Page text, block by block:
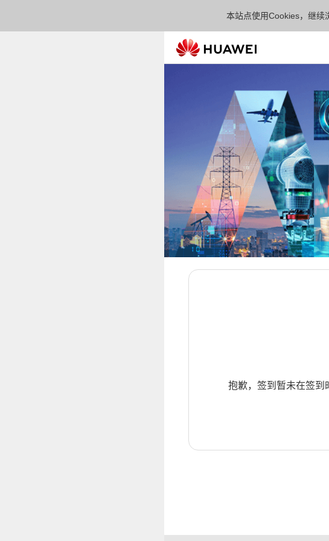
本站点使用Cookies，继续
抱歉，签到暂未在签